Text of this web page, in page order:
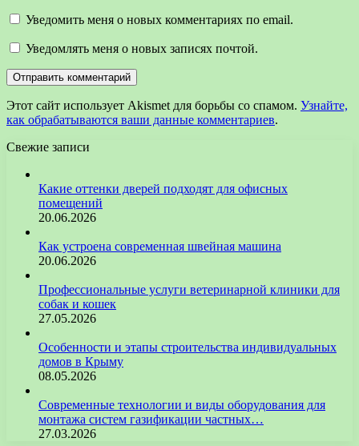
Уведомить меня о новых комментариях по email.
Уведомлять меня о новых записях почтой.
Этот сайт использует Akismet для борьбы со спамом. Узнайте,
как обрабатываются ваши данные комментариев.
Свежие записи
Какие оттенки дверей подходят для офисных
помещений
20.06.2026
Как устроена современная швейная машина
20.06.2026
Профессиональные услуги ветеринарной клиники для
собак и кошек
27.05.2026
Особенности и этапы строительства индивидуальных
домов в Крыму
08.05.2026
Современные технологии и виды оборудования для
монтажа систем газификации частных…
27.03.2026